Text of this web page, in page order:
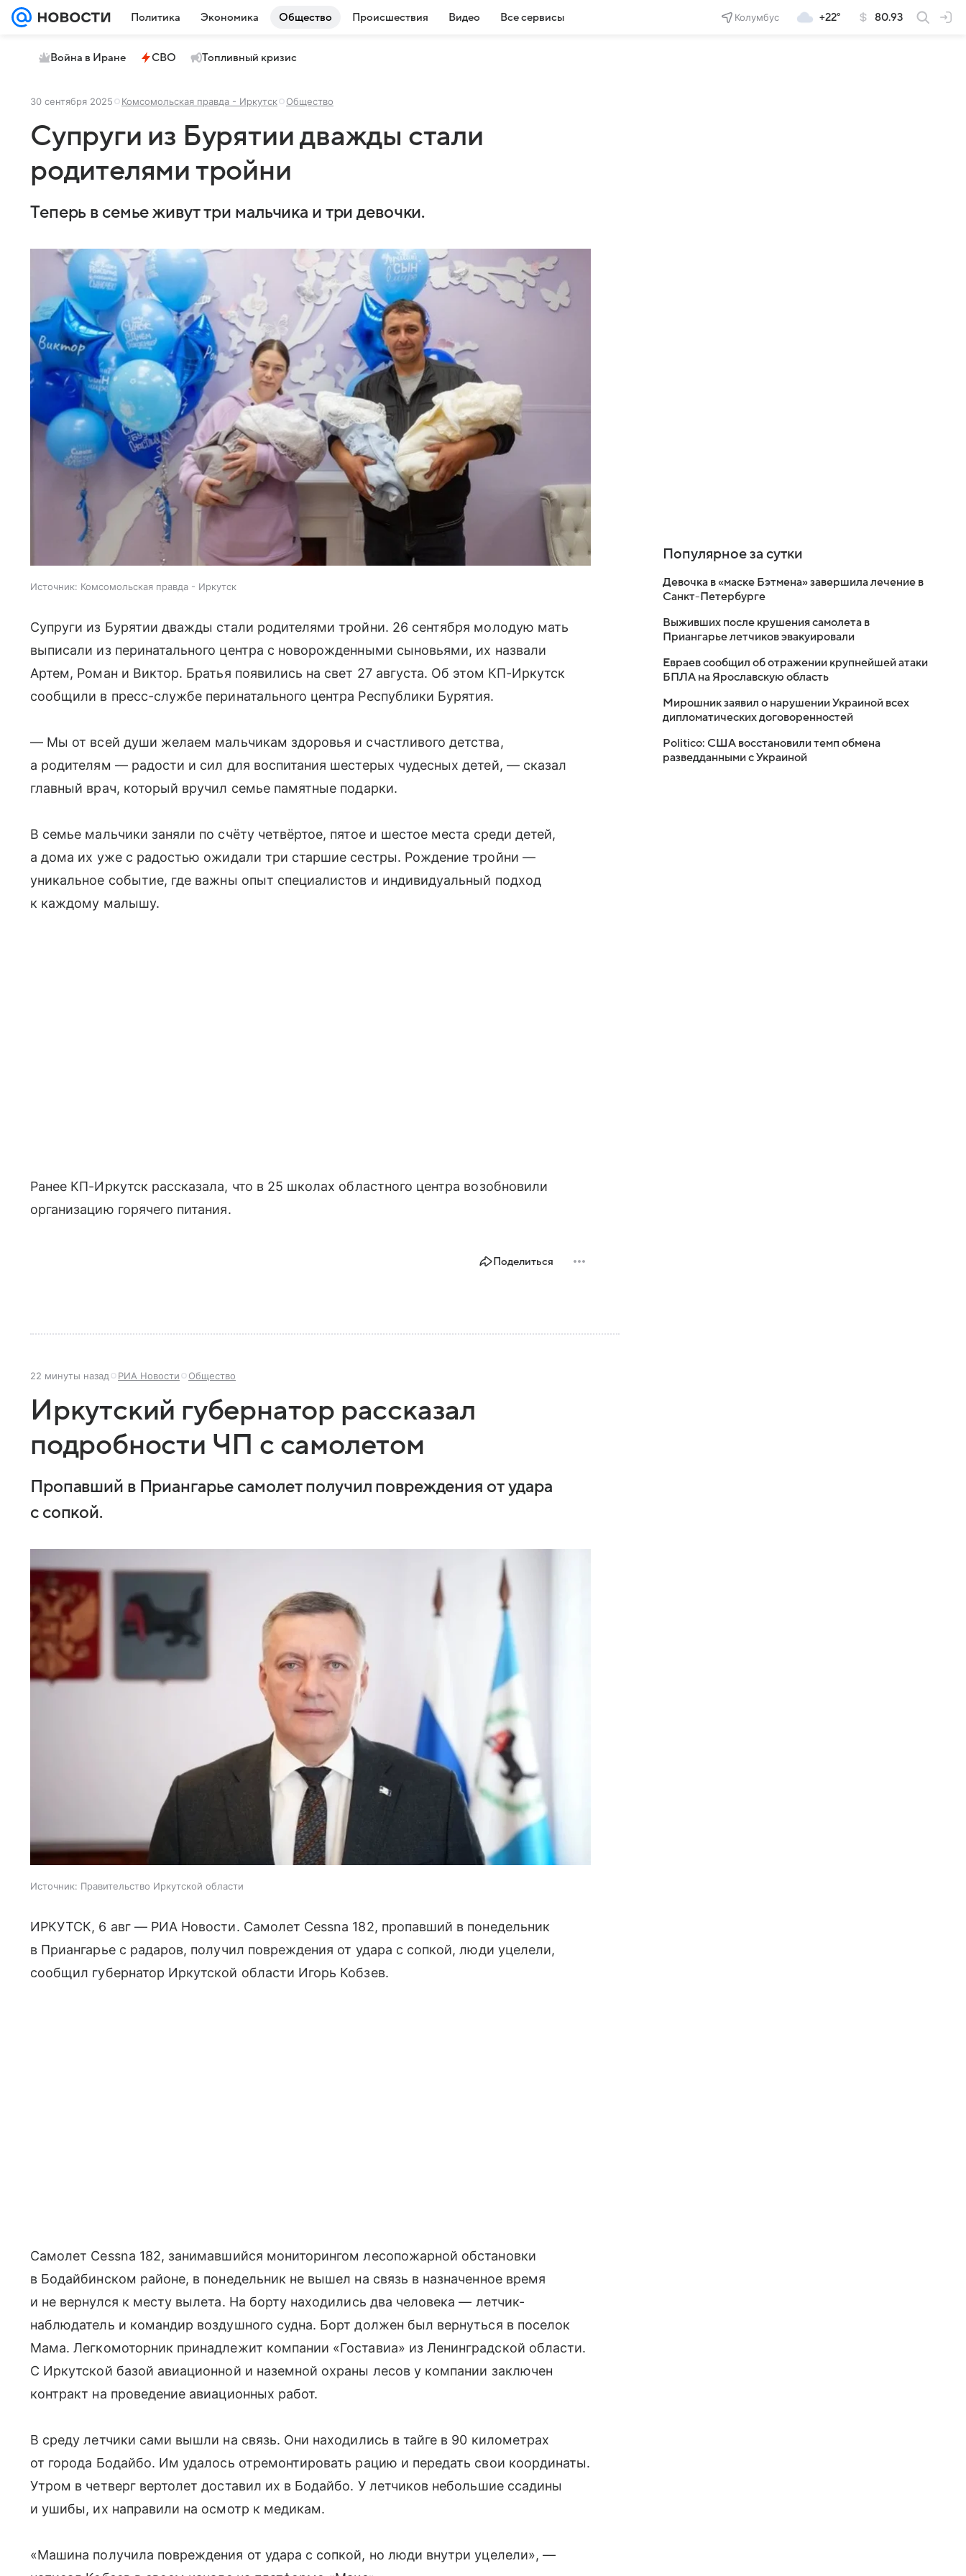
Политика Экономика Общество Происшествия Видео Все сервисы Колумбус +22° 80.93
Война в Иране СВО Топливный кризис
30 сентября 2025 Комсомольская правда - Иркутск Общество
Супруги из Бурятии дважды стали
родителями тройни
Теперь в семье живут три мальчика и три девочки.
Источник: Комсомольская правда - Иркутск
Супруги из Бурятии дважды стали родителями тройни. 26 сентября молодую мать
выписали из перинатального центра с новорожденными сыновьями, их назвали
Артем, Роман и Виктор. Братья появились на свет 27 августа. Об этом КП-Иркутск
сообщили в пресс-службе перинатального центра Республики Бурятия.
— Мы от всей души желаем мальчикам здоровья и счастливого детства,
а родителям — радости и сил для воспитания шестерых чудесных детей, — сказал
главный врач, который вручил семье памятные подарки.
В семье мальчики заняли по счёту четвёртое, пятое и шестое места среди детей,
а дома их уже с радостью ожидали три старшие сестры. Рождение тройни —
уникальное событие, где важны опыт специалистов и индивидуальный подход
к каждому малышу.
Ранее КП-Иркутск рассказала, что в 25 школах областного центра возобновили
организацию горячего питания.
Поделиться
22 минуты назад РИА Новости Общество
Иркутский губернатор рассказал
подробности ЧП с самолетом
Пропавший в Приангарье самолет получил повреждения от удара
с сопкой.
Источник: Правительство Иркутской области
ИРКУТСК, 6 авг — РИА Новости. Самолет Cessna 182, пропавший в понедельник
в Приангарье с радаров, получил повреждения от удара с сопкой, люди уцелели,
сообщил губернатор Иркутской области Игорь Кобзев.
Самолет Cessna 182, занимавшийся мониторингом лесопожарной обстановки
в Бодайбинском районе, в понедельник не вышел на связь в назначенное время
и не вернулся к месту вылета. На борту находились два человека — летчик-
наблюдатель и командир воздушного судна. Борт должен был вернуться в поселок
Мама. Легкомоторник принадлежит компании «Гоставиа» из Ленинградской области.
С Иркутской базой авиационной и наземной охраны лесов у компании заключен
контракт на проведение авиационных работ.
В среду летчики сами вышли на связь. Они находились в тайге в 90 километрах
от города Бодайбо. Им удалось отремонтировать рацию и передать свои координаты.
Утром в четверг вертолет доставил их в Бодайбо. У летчиков небольшие ссадины
и ушибы, их направили на осмотр к медикам.
«Машина получила повреждения от удара с сопкой, но люди внутри уцелели», —
Популярное за сутки
Девочка в «маске Бэтмена» завершила лечение в
Санкт-Петербурге
Выживших после крушения самолета в
Приангарье летчиков эвакуировали
Евраев сообщил об отражении крупнейшей атаки
БПЛА на Ярославскую область
Мирошник заявил о нарушении Украиной всех
дипломатических договоренностей
Politico: США восстановили темп обмена
разведданными с Украиной